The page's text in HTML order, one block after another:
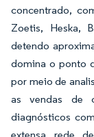
concentrado,
Zoetis, Heska,
detendo
domina o ponto
por meio de
as vendas de
diagnósticos